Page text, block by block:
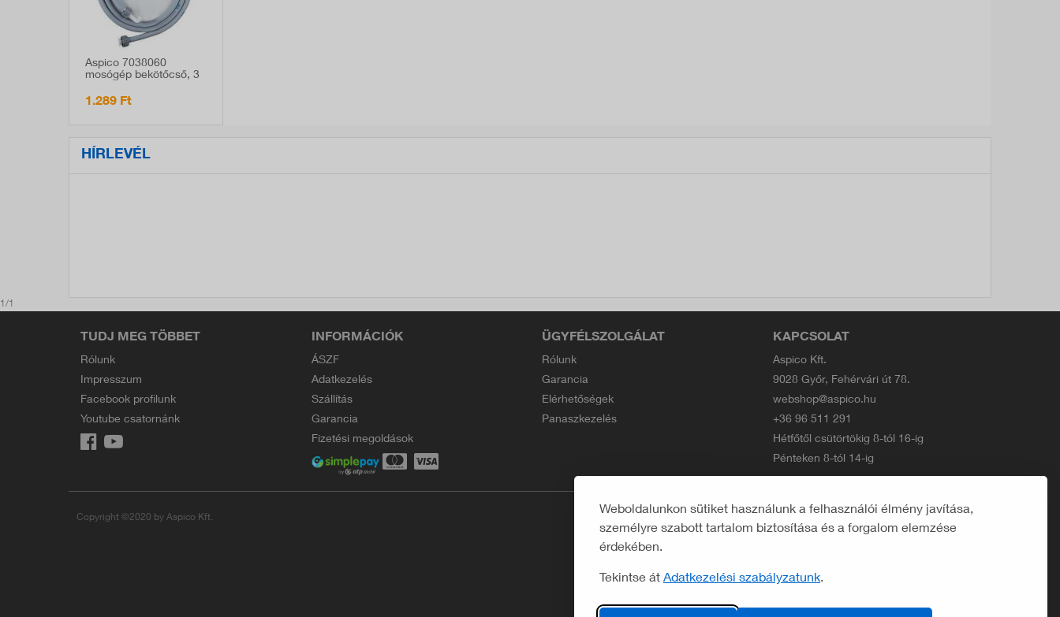
Weboldalunkon sütiket használunk a felhasználói élmény javítása,
személyre szabott tartalom biztosítása és a forgalom elemzése
érdekében.
Tekintse át Adatkezelési szabályzatunk.
Aspico 7038060
mosógép bekötőcső, 3
csomagolatlan
1.289 Ft
HÍRLEVÉL
1/1
TUDJ MEG TÖBBET
Rólunk
Impresszum
Facebook profilunk
Youtube csatornánk
INFORMÁCIÓK
ÁSZF
Adatkezelés
Szállítás
Garancia
Fizetési megoldások
ÜGYFÉLSZOLGÁLAT
Rólunk
Garancia
Elérhetőségek
Panaszkezelés
KAPCSOLAT
Aspico Kft.
9028 Győr, Fehérvári út 78.
webshop@aspico.hu
+36 96 511 291
Hétfőtől csütörtökig 8-tól 16-ig
Pénteken 8-tól 14-ig
Copyright ©2020 by Aspico Kft. Developed by polcsa